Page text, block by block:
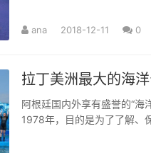
ana 2018-12-11 0
拉丁美洲最大的海
阿根廷国内外享有盛誉的“海
1978年，目的是为了了解、